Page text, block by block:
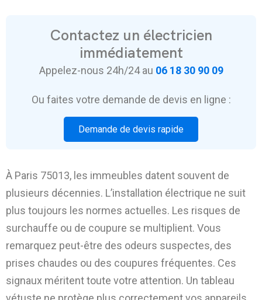
Contactez un électricien
immédiatement
Appelez-nous 24h/24 au 06 18 30 90 09
Ou faites votre demande de devis en ligne :
Demande de devis rapide
À Paris 75013, les immeubles datent souvent de
plusieurs décennies. L’installation électrique ne suit
plus toujours les normes actuelles. Les risques de
surchauffe ou de coupure se multiplient. Vous
remarquez peut-être des odeurs suspectes, des
prises chaudes ou des coupures fréquentes. Ces
signaux méritent toute votre attention. Un tableau